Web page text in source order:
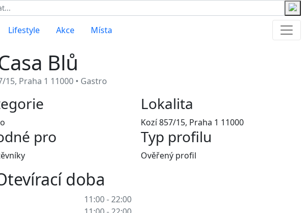
Lifestyle Akce Místa
Blů
15, Praha 1 11000 • Gastro
Lokalita
Kozí 857/15, Praha 1 11000
pro Typ profilu
Ověřený profil
doba
11:00 - 22:00